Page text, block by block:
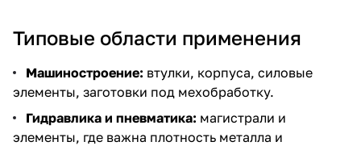
Типовые области применения
Машиностроение: втулки, корпуса, силовые
элементы, заготовки под мехобработку.
Гидравлика и пневматика: магистрали и
элементы, где важна плотность металла и